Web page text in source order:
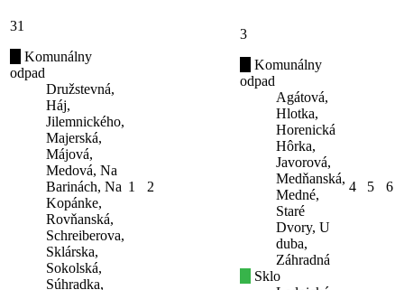
31
Komunálny
odpad
Družstevná,
Háj,
Jilemnického,
Majerská,
Májová,
Medová, Na
Barinách, Na
Kopánke,
Rovňanská,
Schreiberova,
Sklárska,
Sokolská,
Súhradka,
1 2
3
Komunálny
odpad
Agátová,
Hlotka,
Horenická
Hôrka,
Javorová,
Medňanská,
Medné,
Staré
Dvory, U
duba,
Záhradná
Sklo
4 5 6